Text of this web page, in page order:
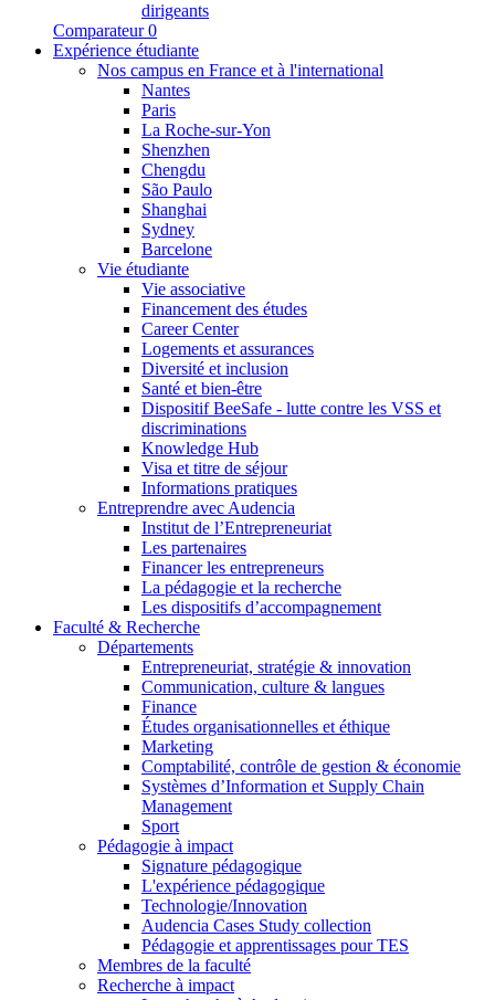
dirigeants
Comparateur 0
Expérience étudiante
Nos campus en France et à l'international
Nantes
Paris
La Roche-sur-Yon
Shenzhen
Chengdu
São Paulo
Shanghai
Sydney
Barcelone
Vie étudiante
Vie associative
Financement des études
Career Center
Logements et assurances
Diversité et inclusion
Santé et bien-être
Dispositif BeeSafe - lutte contre les VSS et
discriminations
Knowledge Hub
Visa et titre de séjour
Informations pratiques
Entreprendre avec Audencia
Institut de l’Entrepreneuriat
Les partenaires
Financer les entrepreneurs
La pédagogie et la recherche
Les dispositifs d’accompagnement
Faculté & Recherche
Départements
Entrepreneuriat, stratégie & innovation
Communication, culture & langues
Finance
Études organisationnelles et éthique
Marketing
Comptabilité, contrôle de gestion & économie
Systèmes d’Information et Supply Chain
Management
Sport
Pédagogie à impact
Signature pédagogique
L'expérience pédagogique
Technologie/Innovation
Audencia Cases Study collection
Pédagogie et apprentissages pour TES
Membres de la faculté
Recherche à impact